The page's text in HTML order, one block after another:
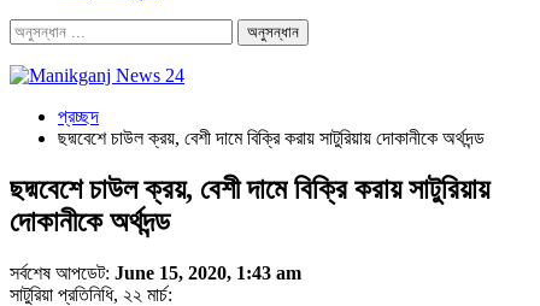
প্রচ্ছদ
ছদ্মবেশে চাউল ক্রয়, বেশী দামে বিক্রি করায় সাটুরিয়ায় দোকানীকে অর্থদন্ড
ছদ্মবেশে চাউল ক্রয়, বেশী দামে বিক্রি করায় সাটুরিয়ায়
দোকানীকে অর্থদন্ড
সর্বশেষ আপডেট: June 15, 2020, 1:43 am
সাটুরিয়া প্রতিনিধি, ২২ মার্চ: